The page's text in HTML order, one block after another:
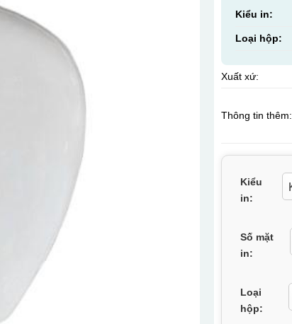
Kiểu in:
Loại hộp:
Xuất xứ:
Thông tin thêm:
Kiểu
in:
Số mặt
in:
Loại
hộp: